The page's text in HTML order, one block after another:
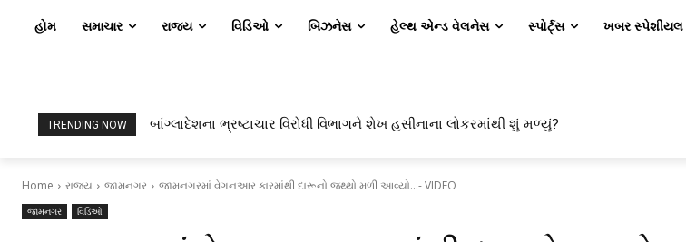
હોમ સમાચાર રાજ્ય વિડિઓ બિઝનેસ હેલ્થ એન્ડ વેલનેસ સ્પોર્ટ્સ ખબર સ્પેશીયલ
TRENDING NOW બાંગ્લાદેશના ભ્રષ્ટાચાર વિરોધી વિભાગને શેખ હસીનાના લોકરમાંથી શું મળ્યું?
Home રાજ્ય જામનગર જામનગરમાં વેગનઆર કારમાંથી દારૂનો જથ્થો મળી આવ્યો...- VIDEO
જામનગર વિડિઓ